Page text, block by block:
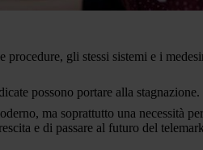
procedure, gli stessi sistemi e i
possono portare alla stagnazione.
ma soprattutto una necessità
e di passare al futuro del